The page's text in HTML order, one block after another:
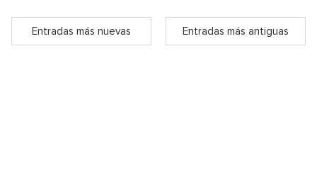
Entradas más nuevas Entradas más antiguas